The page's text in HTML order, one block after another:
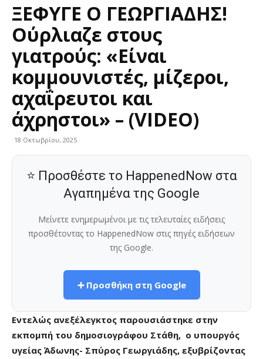
ΞΕΦΥΓΕ Ο ΓΕΩΡΓΙΑΔΗΣ!
Ούρλιαζε στους
γιατρούς: «Είναι
κομμουνιστές, μίζεροι,
αχαΐρευτοι και
άχρηστοι» – (VIDEO)
18 Οκτωβρίου, 2025
⭐ Προσθέστε το HappenedNow στα
Αγαπημένα της Google
Μείνετε ενημερωμένοι με τις τελευταίες ειδήσεις
προσθέτοντας το HappenedNow στις πηγές ειδήσεων
της Google.
➕ Προσθήκη στη Google
Eντελώς ανεξέλεγκτος παρουσιάστηκε στην
εκπομπή του δημοσιογράφου Στάθη, ο υπουργός
υγείας Άδωνης- Σπύρος Γεωργιάδης, εξυβρίζοντας